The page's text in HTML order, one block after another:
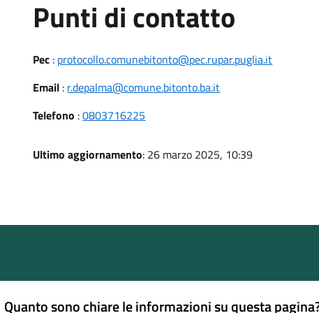
Punti di contatto
Pec : protocollo.comunebitonto@pec.rupar.puglia.it
Email : r.depalma@comune.bitonto.ba.it
Telefono :0803716225
Ultimo aggiornamento: 26 marzo 2025, 10:39
Quanto sono chiare le informazioni su questa